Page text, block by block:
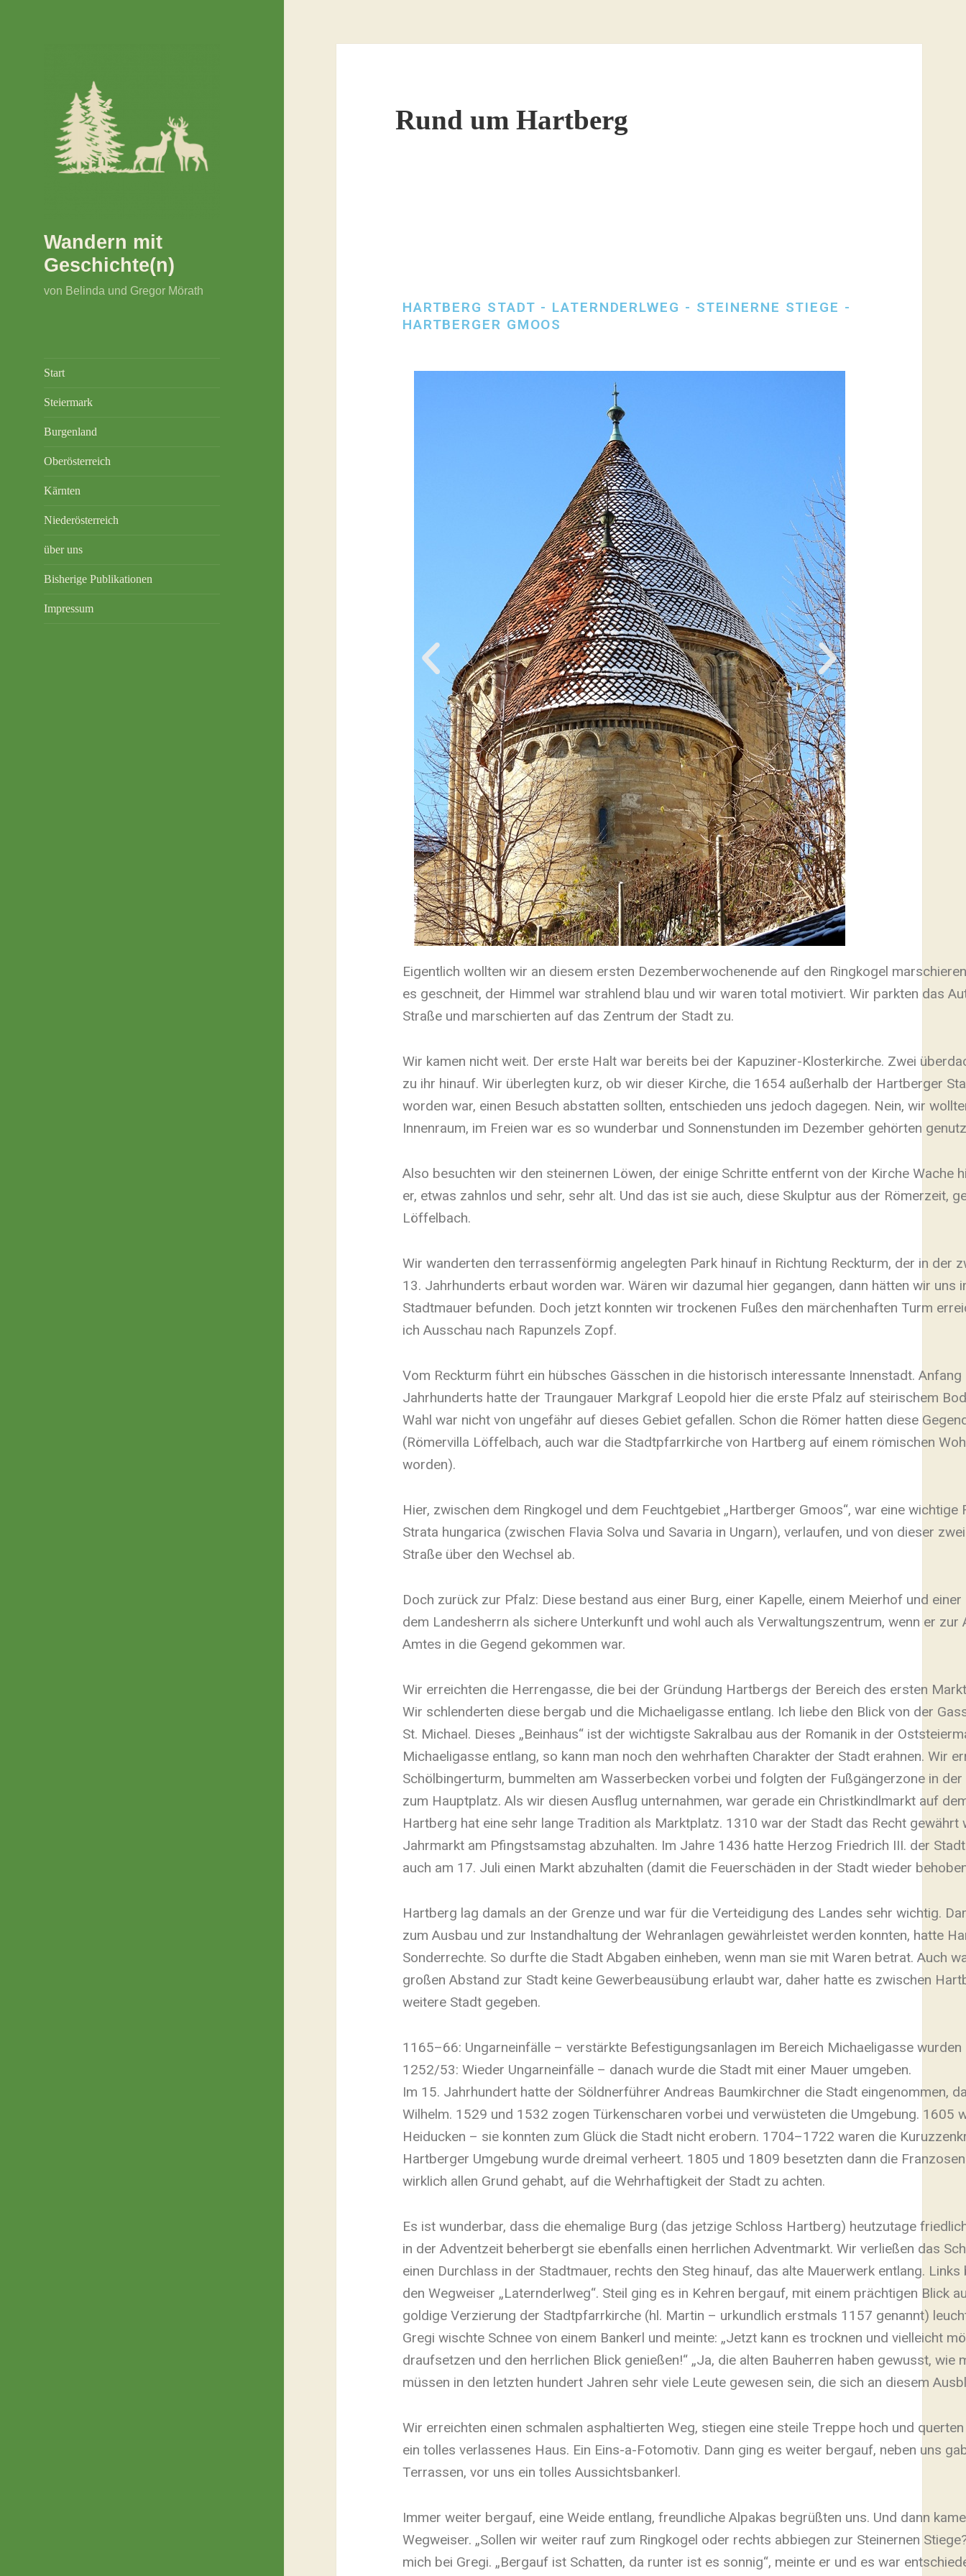
Wandern mit
Geschichte(n)
von Belinda und Gregor Mörath
Start
Steiermark
Burgenland
Oberösterreich
Kärnten
Niederösterreich
über uns
Bisherige Publikationen
Impressum
Rund um Hartberg
HARTBERG STADT - LATERNDERLWEG - STEINERNE STIEGE -
HARTBERGER GMOOS
Eigentlich wollten wir an diesem ersten Dezemberwochenende auf den Ringkogel
es geschneit, der Himmel war strahlend blau und wir waren total motiviert. Wir parkten das
Straße und marschierten auf das Zentrum der Stadt zu.
Wir kamen nicht weit. Der erste Halt war bereits bei der Kapuziner-Klosterkirche. Zwei
zu ihr hinauf. Wir überlegten kurz, ob wir dieser Kirche, die 1654 außerhalb der Hartberger
worden war, einen Besuch abstatten sollten, entschieden uns jedoch dagegen. Nein, wir
Innenraum, im Freien war es so wunderbar und Sonnenstunden im Dezember gehörten
Also besuchten wir den steinernen Löwen, der einige Schritte entfernt von der Kirche Wache
er, etwas zahnlos und sehr, sehr alt. Und das ist sie auch, diese Skulptur aus der Römerzeit,
Löffelbach.
Wir wanderten den terrassenförmig angelegten Park hinauf in Richtung Reckturm, der in der
13. Jahrhunderts erbaut worden war. Wären wir dazumal hier gegangen, dann hätten wir uns
Stadtmauer befunden. Doch jetzt konnten wir trockenen Fußes den märchenhaften Turm
ich Ausschau nach Rapunzels Zopf.
Vom Reckturm führt ein hübsches Gässchen in die historisch interessante Innenstadt. Anfang
Jahrhunderts hatte der Traungauer Markgraf Leopold hier die erste Pfalz auf steirischem
Wahl war nicht von ungefähr auf dieses Gebiet gefallen. Schon die Römer hatten diese
(Römervilla Löffelbach, auch war die Stadtpfarrkirche von Hartberg auf einem römischen
worden).
Hier, zwischen dem Ringkogel und dem Feuchtgebiet „Hartberger Gmoos“, war eine wichtige
Strata hungarica (zwischen Flavia Solva und Savaria in Ungarn), verlaufen, und von dieser
Straße über den Wechsel ab.
Doch zurück zur Pfalz: Diese bestand aus einer Burg, einer Kapelle, einem Meierhof und einer
dem Landesherrn als sichere Unterkunft und wohl auch als Verwaltungszentrum, wenn er zur
Amtes in die Gegend gekommen war.
Wir erreichten die Herrengasse, die bei der Gründung Hartbergs der Bereich des ersten
Wir schlenderten diese bergab und die Michaeligasse entlang. Ich liebe den Blick von der
St. Michael. Dieses „Beinhaus“ ist der wichtigste Sakralbau aus der Romanik in der
Michaeligasse entlang, so kann man noch den wehrhaften Charakter der Stadt erahnen. Wir
Schölbingerturm, bummelten am Wasserbecken vorbei und folgten der Fußgängerzone in
zum Hauptplatz. Als wir diesen Ausflug unternahmen, war gerade ein Christkindlmarkt auf
Hartberg hat eine sehr lange Tradition als Marktplatz. 1310 war der Stadt das Recht gewährt
Jahrmarkt am Pfingstsamstag abzuhalten. Im Jahre 1436 hatte Herzog Friedrich III. der
auch am 17. Juli einen Markt abzuhalten (damit die Feuerschäden in der Stadt wieder
Hartberg lag damals an der Grenze und war für die Verteidigung des Landes sehr wichtig.
zum Ausbau und zur Instandhaltung der Wehranlagen gewährleistet werden konnten, hatte
Sonderrechte. So durfte die Stadt Abgaben einheben, wenn man sie mit Waren betrat. Auch
großen Abstand zur Stadt keine Gewerbeausübung erlaubt war, daher hatte es zwischen
weitere Stadt gegeben.
1165–66: Ungarneinfälle – verstärkte Befestigungsanlagen im Bereich Michaeligasse wurden
1252/53: Wieder Ungarneinfälle – danach wurde die Stadt mit einer Mauer umgeben.
Im 15. Jahrhundert hatte der Söldnerführer Andreas Baumkirchner die Stadt eingenommen,
Wilhelm. 1529 und 1532 zogen Türkenscharen vorbei und verwüsteten die Umgebung. 1605
Heiducken – sie konnten zum Glück die Stadt nicht erobern. 1704–1722 waren die
Hartberger Umgebung wurde dreimal verheert. 1805 und 1809 besetzten dann die
wirklich allen Grund gehabt, auf die Wehrhaftigkeit der Stadt zu achten.
Es ist wunderbar, dass die ehemalige Burg (das jetzige Schloss Hartberg) heutzutage
in der Adventzeit beherbergt sie ebenfalls einen herrlichen Adventmarkt. Wir verließen das
einen Durchlass in der Stadtmauer, rechts den Steg hinauf, das alte Mauerwerk entlang.
den Wegweiser „Laternderlweg“. Steil ging es in Kehren bergauf, mit einem prächtigen Blick
goldige Verzierung der Stadtpfarrkirche (hl. Martin – urkundlich erstmals 1157 genannt)
Gregi wischte Schnee von einem Bankerl und meinte: „Jetzt kann es trocknen und vielleicht
draufsetzen und den herrlichen Blick genießen!“ „Ja, die alten Bauherren haben gewusst, wie
müssen in den letzten hundert Jahren sehr viele Leute gewesen sein, die sich an diesem
Wir erreichten einen schmalen asphaltierten Weg, stiegen eine steile Treppe hoch und
ein tolles verlassenes Haus. Ein Eins-a-Fotomotiv. Dann ging es weiter bergauf, neben uns
Terrassen, vor uns ein tolles Aussichtsbankerl.
Immer weiter bergauf, eine Weide entlang, freundliche Alpakas begrüßten uns. Und dann
Wegweiser. „Sollen wir weiter rauf zum Ringkogel oder rechts abbiegen zur Steinernen
mich bei Gregi. „Bergauf ist Schatten, da runter ist es sonnig“, meinte er und es war